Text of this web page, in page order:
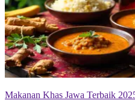
Makanan Khas Jawa Terbaik